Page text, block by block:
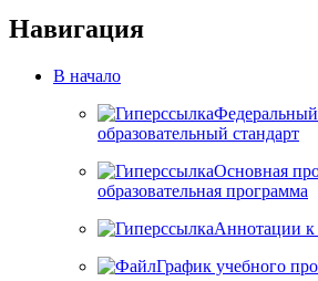
Навигация
В начало
образовательный стандарт
Основная
образовательная программа
Аннотации
График учебного